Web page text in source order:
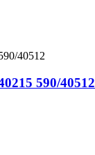
590/40512